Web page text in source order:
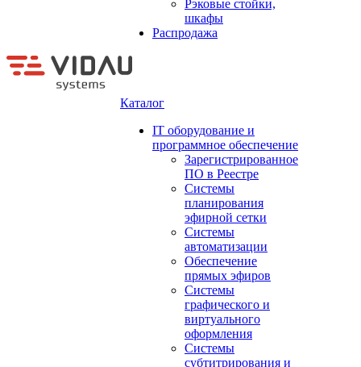
Рэковые стойки,
шкафы
Распродажа
Каталог
IT оборудование и
программное обеспечение
Зарегистрированное
ПО в Реестре
Системы
планирования
эфирной сетки
Системы
автоматизации
Обеспечение
прямых эфиров
Системы
графического и
виртуального
оформления
Системы
субтитрирования и